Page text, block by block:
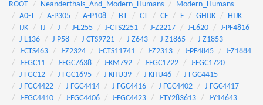
ROOT Neanderthals_And_Modern_Humans
Modern_Humans
A0-T
A-P305 A-P108 BT CT CF F GHIJK
HIJK
IJK
IJ J J-L255 J-CTS2251 J-Z2217 J-L620
J-PF4816
J-L136
J-P58 J-CTS9721 J-Z643 J-Z1865
J-Z1853
J-CTS463
J-Z2324 J-CTS11741 J-Z2313 J-PF4845
J-Z1884
J-FGC11
J-FGC7638 J-KM792 J-FGC1722
J-FGC1720
J-FGC12
J-FGC1695 J-KHU39 J-KHU46
J-FGC4415
J-FGC4422
J-FGC4414 J-FGC4416 J-FGC4402
J-FGC4417
J-FGC4410
J-FGC4406 J-FGC4423 J-TY283613
J-Y14643